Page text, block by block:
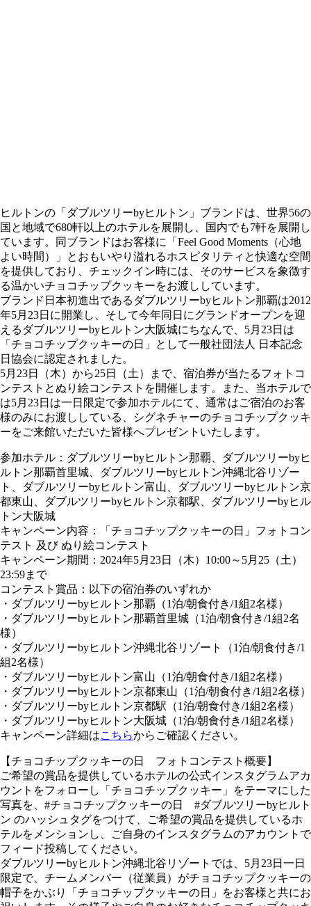
ヒルトンの「ダブルツリーbyヒルトン」ブランドは、世界56の
国と地域で680軒以上のホテルを展開し、国内でも7軒を展開し
ています。同ブランドはお客様に「Feel Good Moments（心地
よい時間）」とおもいやり溢れるホスピタリティと快適な空間
を提供しており、チェックイン時には、そのサービスを象徴す
る温かいチョコチップクッキーをお渡ししています。
ブランド日本初進出であるダブルツリーbyヒルトン那覇は2012
年5月23日に開業し、そして今年同日にグランドオープンを迎
えるダブルツリーbyヒルトン大阪城にちなんで、5月23日は
「チョコチップクッキーの日」として一般社団法人 日本記念
日協会に認定されました。
5月23日（木）から25日（土）まで、宿泊券が当たるフォトコ
ンテストとぬり絵コンテストを開催します。また、当ホテルで
は5月23日は一日限定で参加ホテルにて、通常はご宿泊のお客
様のみにお渡ししている、シグネチャーのチョコチップクッキ
ーをご来館いただいた皆様へプレゼントいたします。
参加ホテル：ダブルツリーbyヒルトン那覇、ダブルツリーbyヒ
ルトン那覇首里城、ダブルツリーbyヒルトン沖縄北谷リゾー
ト、ダブルツリーbyヒルトン富山、ダブルツリーbyヒルトン京
都東山、ダブルツリーbyヒルトン京都駅、ダブルツリーbyヒル
トン大阪城
キャンペーン内容：「チョコチップクッキーの日」フォトコン
テスト 及び ぬり絵コンテスト
キャンペーン期間：2024年5月23日（木）10:00～5月25（土）
23:59まで
コンテスト賞品：以下の宿泊券のいずれか
・ダブルツリーbyヒルトン那覇（1泊/朝食付き/1組2名様）
・ダブルツリーbyヒルトン那覇首里城（1泊/朝食付き/1組2名
様）
・ダブルツリーbyヒルトン沖縄北谷リゾート（1泊/朝食付き/1
組2名様）
・ダブルツリーbyヒルトン富山（1泊/朝食付き/1組2名様）
・ダブルツリーbyヒルトン京都東山（1泊/朝食付き/1組2名様）
・ダブルツリーbyヒルトン京都駅（1泊/朝食付き/1組2名様）
・ダブルツリーbyヒルトン大阪城（1泊/朝食付き/1組2名様）
キャンペーン詳細はこちらからご確認ください。
【チョコチップクッキーの日 フォトコンテスト概要】
ご希望の賞品を提供しているホテルの公式インスタグラムアカ
ウントをフォローし「チョコチップクッキー」をテーマにした
写真を、#チョコチップクッキーの日 #ダブルツリーbyヒルト
ン のハッシュタグをつけて、ご希望の賞品を提供しているホ
テルをメンションし、ご自身のインスタグラムのアカウントで
フィード投稿してください。
ダブルツリーbyヒルトン沖縄北谷リゾートでは、5月23日一日
限定で、チームメンバー（従業員）がチョコチップクッキーの
帽子をかぶり「チョコチップクッキーの日」をお客様と共にお